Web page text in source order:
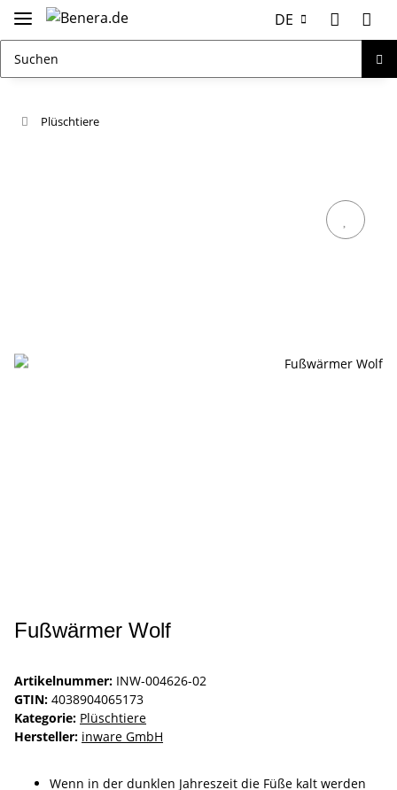
DE
Plüschtiere
Fußwärmer Wolf
Artikelnummer: INW-004626-02
GTIN: 4038904065173
Kategorie: Plüschtiere
Hersteller: inware GmbH
Wenn in der dunklen Jahreszeit die Füße kalt werden